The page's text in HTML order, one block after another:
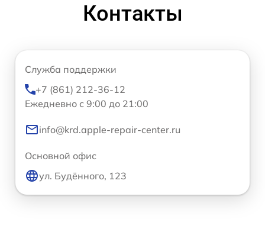
Контакты
Служба поддержки
+7 (861) 212-36-12
Ежедневно с 9:00 до 21:00
info@krd.apple-repair-center.ru
Основной офис
ул. Будённого, 123